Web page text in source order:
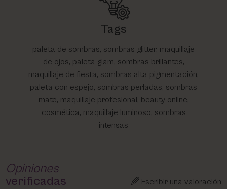
Tags
paleta de sombras, sombras glitter, maquillaje
de ojos, paleta glam, sombras brillantes,
maquillaje de fiesta, sombras alta pigmentación,
paleta con espejo, sombras perladas, sombras
mate, maquillaje profesional, beauty online,
cosmética, maquillaje luminoso, sombras
intensas
Opiniones
verificadas
Escribir una valoración